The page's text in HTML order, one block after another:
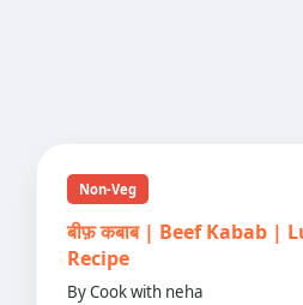
Non-Veg
बीफ़ कबाब | Beef Kabab |
Recipe
By Cook with neha